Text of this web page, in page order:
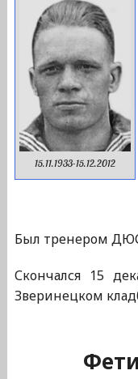
15.11.1933-15.12.2012
Был тренером
Скончался 15
Зверинецком